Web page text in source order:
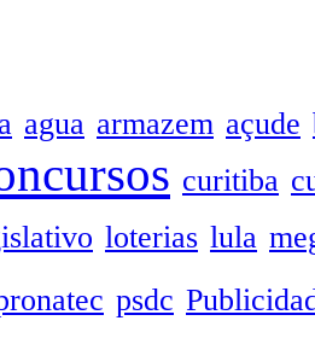
agua armazem açude
curitiba
loterias lula
psdc